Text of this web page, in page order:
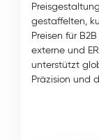
gestaffelten,
Preisen für
externe und
unterstützt
Präzision und